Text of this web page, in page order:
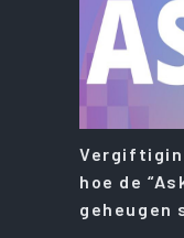
hoe de
geheugen